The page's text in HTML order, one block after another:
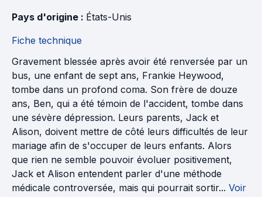
Pays d'origine : États-Unis
Fiche technique
Gravement blessée après avoir été renversée par un
bus, une enfant de sept ans, Frankie Heywood,
tombe dans un profond coma. Son frère de douze
ans, Ben, qui a été témoin de l'accident, tombe dans
une sévère dépression. Leurs parents, Jack et
Alison, doivent mettre de côté leurs difficultés de leur
mariage afin de s'occuper de leurs enfants. Alors
que rien ne semble pouvoir évoluer positivement,
Jack et Alison entendent parler d'une méthode
médicale controversée, mais qui pourrait sortir... Voir